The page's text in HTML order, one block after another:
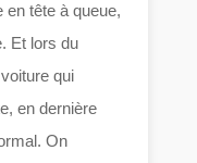
en tête à queue,
Et lors du
qui
en dernière
On